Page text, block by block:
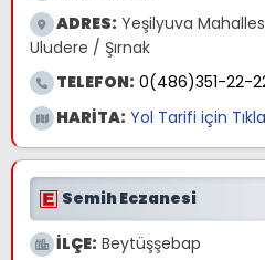
ADRES: Yeşilyuva
Uludere / Şırnak
TELEFON: 0(486)351-22-
HARİTA: Yol Tarifi için
Semih Eczanesi
İLÇE: Beytüşşebap